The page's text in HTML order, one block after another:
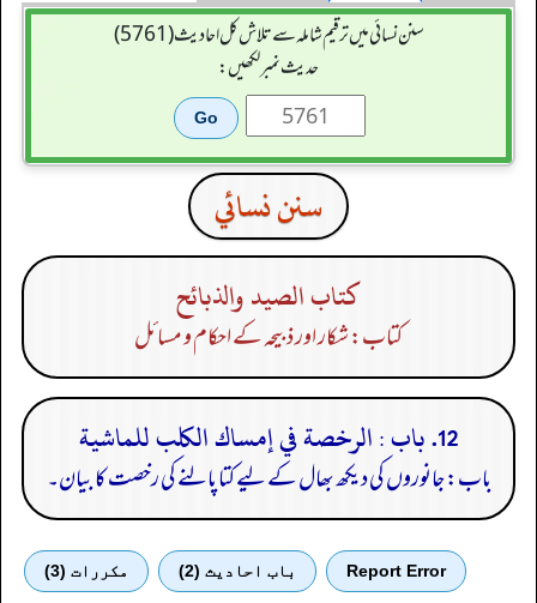
سنن نسائی میں ترقیم شاملہ سے تلاش کل احادیث (5761)
حدیث نمبر لکھیں:
سنن نسائي
كتاب الصيد والذبائح
کتاب: شکار اور ذبیحہ کے احکام و مسائل
12. باب : الرخصة في إمساك الكلب للماشية
باب: جانوروں کی دیکھ بھال کے لیے کتا پالنے کی رخصت کا بیان۔
Report Error باب احادیث (2) مكررات (3)